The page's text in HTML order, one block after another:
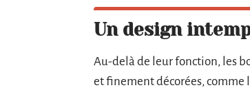
Un design
Au-delà de leur fonction, les
et finement décorées, comme